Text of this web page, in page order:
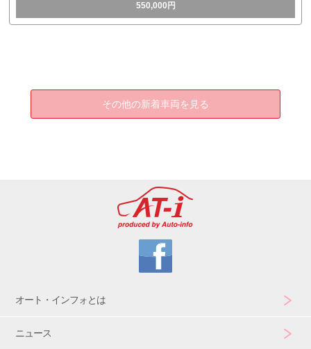
550,000円
その他の新着車両を見る
オート・インフォとは
ニュース